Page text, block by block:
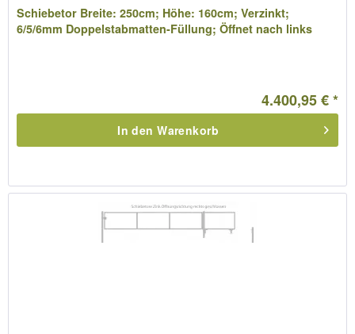
Schiebetor Breite: 250cm; Höhe: 160cm; Verzinkt;
6/5/6mm Doppelstabmatten-Füllung; Öffnet nach links
4.400,95 € *
In den Warenkorb